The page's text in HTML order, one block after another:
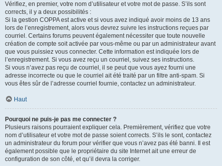
Vérifiez, en premier, votre nom d’utilisateur et votre mot de passe. S’ils sont
corrects, il y a deux possibilités :
Si la gestion COPPA est active et si vous avez indiqué avoir moins de 13 ans
lors de l’enregistrement, alors vous devrez suivre les instructions reçues par
courriel. Certains forums peuvent également nécessiter que toute nouvelle
création de compte soit activée par vous-même ou par un administrateur avant
que vous puissiez vous connecter. Cette information est indiquée lors de
l’enregistrement. Si vous avez reçu un courriel, suivez ses instructions.
Si vous n’avez pas reçu de courriel, il se peut que vous ayez fourni une
adresse incorrecte ou que le courriel ait été traité par un filtre anti-spam. Si
vous êtes sûr de l’adresse courriel fournie, contactez un administrateur.
Haut
Pourquoi ne puis-je pas me connecter ?
Plusieurs raisons pourraient expliquer cela. Premièrement, vérifiez que votre
nom d’utilisateur et votre mot de passe soient corrects. S’ils le sont, contactez
un administrateur du forum pour vérifier que vous n’avez pas été banni. Il est
également possible que le propriétaire du site Internet ait une erreur de
configuration de son côté, et qu’il devra la corriger.